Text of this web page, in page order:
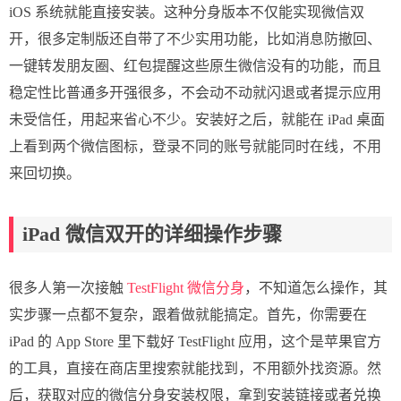
iOS 系统就能直接安装。这种分身版本不仅能实现微信双
开，很多定制版还自带了不少实用功能，比如消息防撤回、
一键转发朋友圈、红包提醒这些原生微信没有的功能，而且
稳定性比普通多开强很多，不会动不动就闪退或者提示应用
未受信任，用起来省心不少。安装好之后，就能在 iPad 桌面
上看到两个微信图标，登录不同的账号就能同时在线，不用
来回切换。
iPad 微信双开的详细操作步骤
很多人第一次接触 TestFlight 微信分身，不知道怎么操作，其
实步骤一点都不复杂，跟着做就能搞定。首先，你需要在
iPad 的 App Store 里下载好 TestFlight 应用，这个是苹果官方
的工具，直接在商店里搜索就能找到，不用额外找资源。然
后，获取对应的微信分身安装权限，拿到安装链接或者兑换